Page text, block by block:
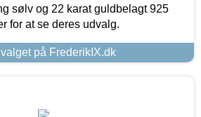
sølv og 22 karat guldbelagt 925
for at se deres udvalg.
på FrederikIX.dk